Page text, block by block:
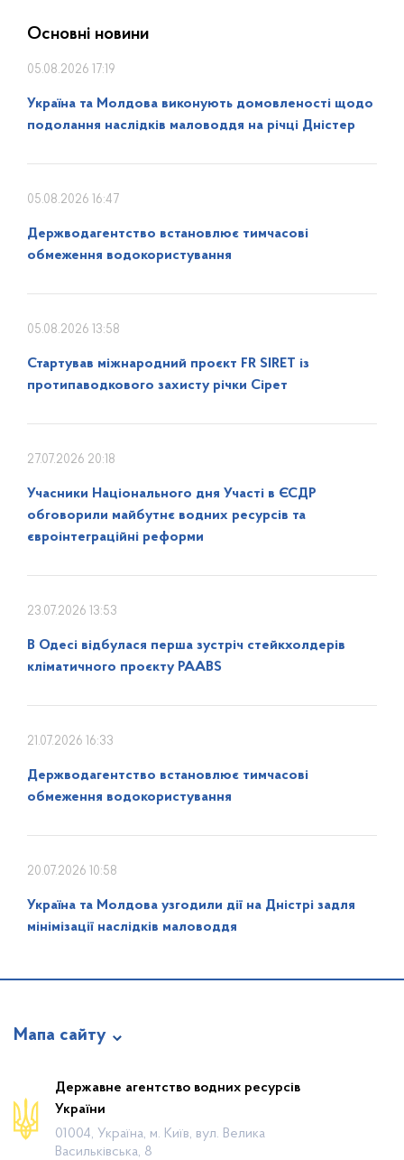
Основні новини
05.08.2026 17:19
Україна та Молдова виконують домовленості щодо
подолання наслідків маловоддя на річці Дністер
05.08.2026 16:47
Держводагентство встановлює тимчасові
обмеження водокористування
05.08.2026 13:58
Стартував міжнародний проєкт FR SIRET із
протипаводкового захисту річки Сірет
27.07.2026 20:18
Учасники Національного дня Участі в ЄСДР
обговорили майбутнє водних ресурсів та
євроінтеграційні реформи
23.07.2026 13:53
В Одесі відбулася перша зустріч стейкхолдерів
кліматичного проєкту PAABS
21.07.2026 16:33
Держводагентство встановлює тимчасові
обмеження водокористування
20.07.2026 10:58
Україна та Молдова узгодили дії на Дністрі задля
мінімізації наслідків маловоддя
Мапа сайту
Про відомство
Діяльність
Громадянам
Державне агентство водних ресурсів
України
01004, Україна, м. Київ, вул. Велика
Васильківська, 8